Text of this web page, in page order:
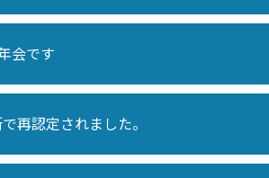
会です
再認定されました。